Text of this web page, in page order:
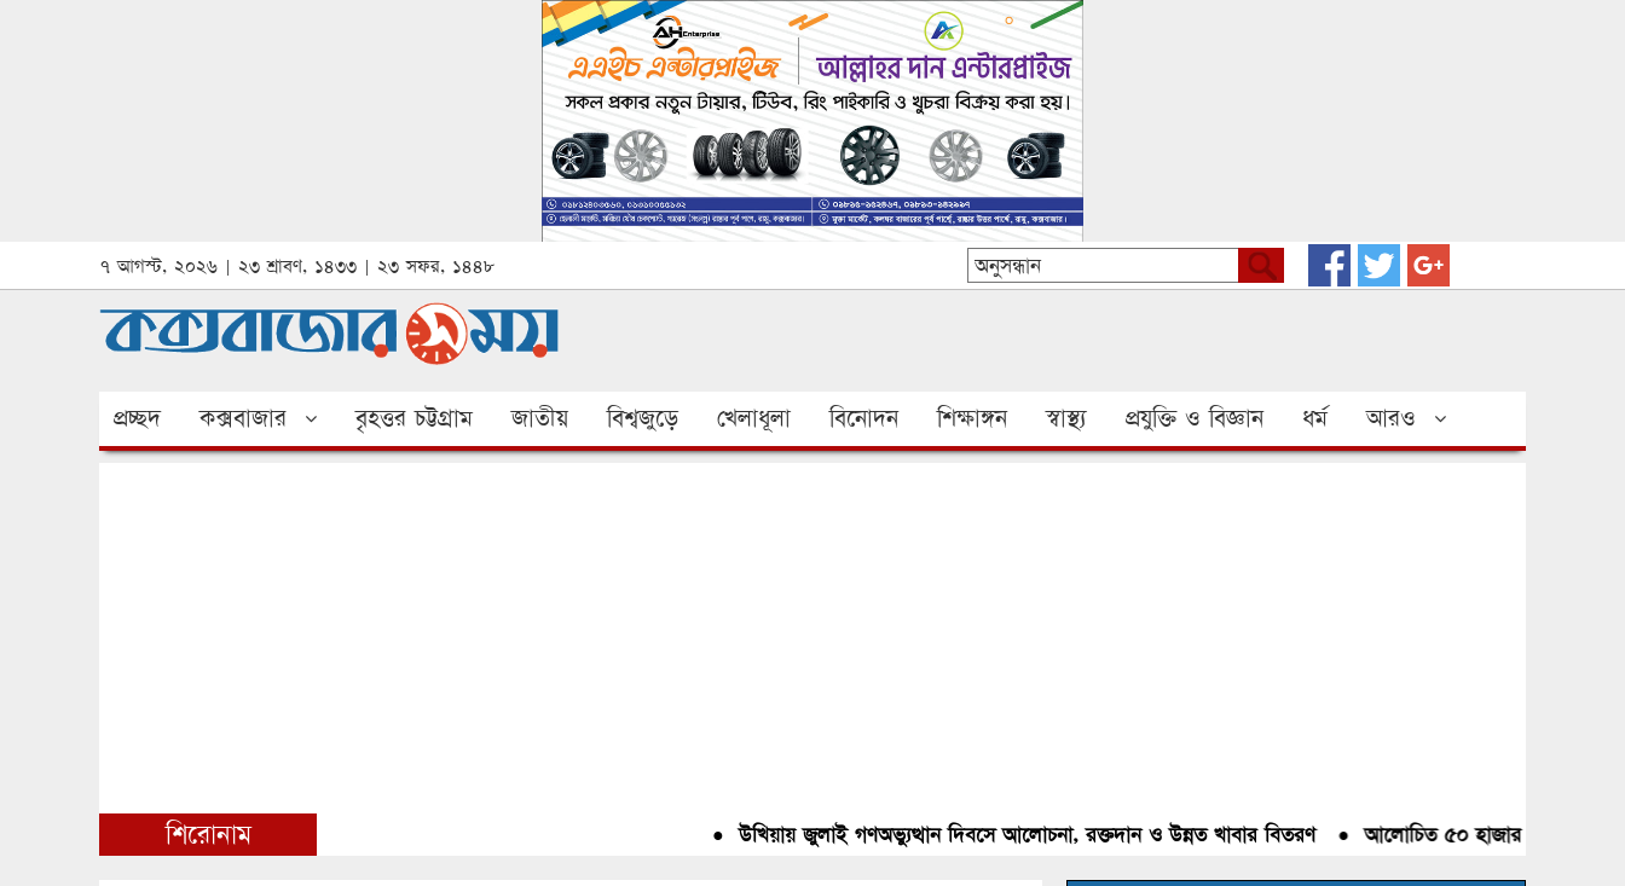
৭ আগস্ট, ২০২৬ | ২৩ শ্রাবণ, ১৪৩৩ | ২৩ সফর, ১৪৪৮
প্রচ্ছদ কক্সবাজার বৃহত্তর চট্টগ্রাম জাতীয় বিশ্বজুড়ে খেলাধূলা বিনোদন শিক্ষাঙ্গন স্বাস্থ্য প্রযুক্তি ও বিজ্ঞান ধর্ম আরও
শিরোনাম উখিয়ায় জুলাই গণঅভ্যুত্থান দিবসে আলোচনা, রক্তদান ও উন্নত খাবার বিতরণ● আলোচিত ৫০ হাজার পিস ইয়াবা